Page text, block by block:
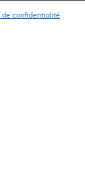
de confidentialité